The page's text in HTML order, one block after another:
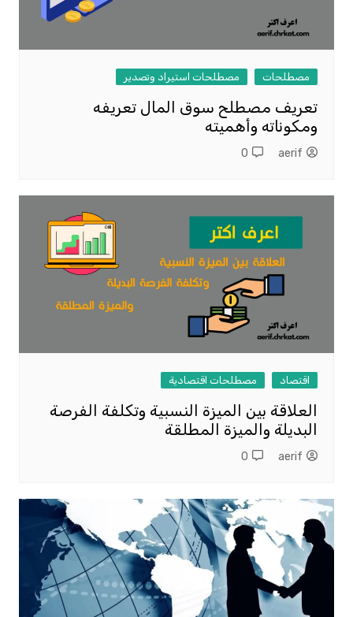
مصطلحات مصطلحات استيراد وتصدير
تعريف مصطلح سوق المال تعريفه
ومكوناته وأهميته
aerif
0
اقتصاد مصطلحات اقتصادية
العلاقة بين الميزة النسبية وتكلفة الفرصة
البديلة والميزة المطلقة
aerif
0